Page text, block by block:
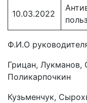
10.03.2022
Ф.И.О
Грицан,
Поликарпочкин
Кузьменчук,